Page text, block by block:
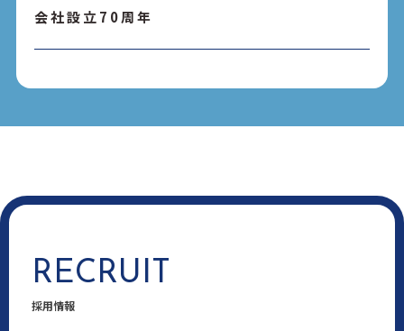
会社設立70周年
RECRUIT
採用情報